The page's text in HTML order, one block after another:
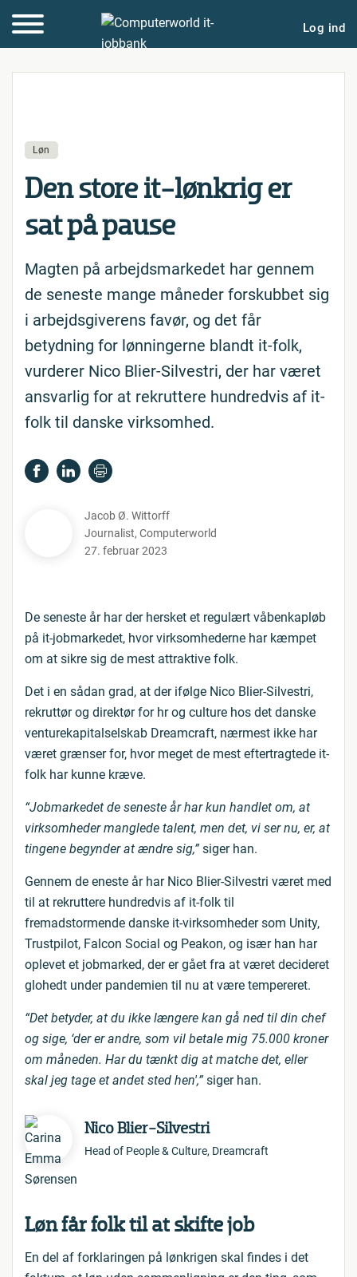
Log ind
Løn
Den store it-lønkrig er
sat på pause
Magten på arbejdsmarkedet har gennem
de seneste mange måneder forskubbet sig
i arbejdsgiverens favør, og det får
betydning for lønningerne blandt it-folk,
vurderer Nico Blier-Silvestri, der har været
ansvarlig for at rekruttere hundredvis af it-
folk til danske virksomhed.
Jacob Ø. Wittorff
Journalist, Computerworld
27. februar 2023
De seneste år har der hersket et regulært våbenkapløb
på it-jobmarkedet, hvor virksomhederne har kæmpet
om at sikre sig de mest attraktive folk.
Det i en sådan grad, at der ifølge Nico Blier-Silvestri,
rekruttør og direktør for hr og culture hos det danske
venturekapitalselskab Dreamcraft, nærmest ikke har
været grænser for, hvor meget de mest eftertragtede it-
folk har kunne kræve.
“Jobmarkedet de seneste år har kun handlet om, at
virksomheder manglede talent, men det, vi ser nu, er, at
tingene begynder at ændre sig,” siger han.
Gennem de eneste år har Nico Blier-Silvestri været med
til at rekruttere hundredvis af it-folk til
fremadstormende danske it-virksomheder som Unity,
Trustpilot, Falcon Social og Peakon, og især han har
oplevet et jobmarked, der er gået fra at været decideret
glohedt under pandemien til nu at være tempereret.
“Det betyder, at du ikke længere kan gå ned til din chef
og sige, ‘der er andre, som vil betale mig 75.000 kroner
om måneden. Har du tænkt dig at matche det, eller
skal jeg tage et andet sted hen',” siger han.
Nico Blier-Silvestri
Head of People & Culture, Dreamcraft
Løn får folk til at skifte job
En del af forklaringen på lønkrigen skal findes i det